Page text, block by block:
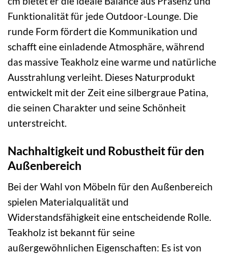
Funktionalität für jede Outdoor-Lounge. Die
runde Form fördert die Kommunikation und
schafft eine einladende Atmosphäre, während
das massive Teakholz eine warme und natürliche
Ausstrahlung verleiht. Dieses Naturprodukt
entwickelt mit der Zeit eine silbergraue Patina,
die seinen Charakter und seine Schönheit
unterstreicht.
Nachhaltigkeit und Robustheit für den
Außenbereich
Bei der Wahl von Möbeln für den Außenbereich
spielen Materialqualität und
Widerstandsfähigkeit eine entscheidende Rolle.
Teakholz ist bekannt für seine
außergewöhnlichen Eigenschaften: Es ist von